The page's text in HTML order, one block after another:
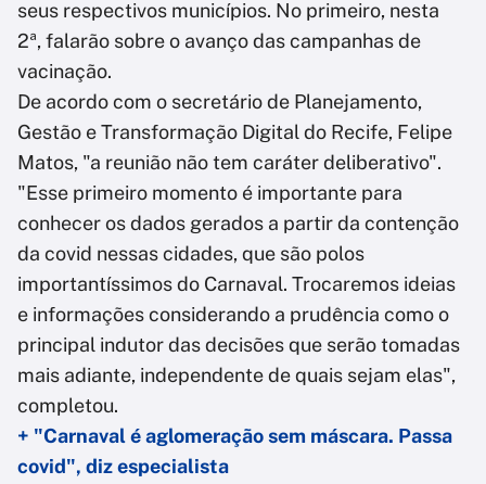
seus respectivos municípios. No primeiro, nesta
2ª, falarão sobre o avanço das campanhas de
vacinação.
De acordo com o secretário de Planejamento,
Gestão e Transformação Digital do Recife, Felipe
Matos, "a reunião não tem caráter deliberativo".
"Esse primeiro momento é importante para
conhecer os dados gerados a partir da contenção
da covid nessas cidades, que são polos
importantíssimos do Carnaval. Trocaremos ideias
e informações considerando a prudência como o
principal indutor das decisões que serão tomadas
mais adiante, independente de quais sejam elas",
completou.
+ "Carnaval é aglomeração sem máscara. Passa
covid", diz especialista